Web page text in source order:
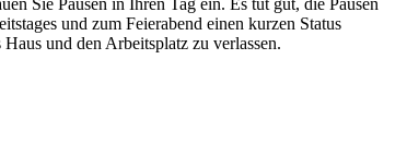
Sie Pausen in Ihren Tag ein. Es tut gut, die Pausen
und zum Feierabend einen kurzen Status
und den Arbeitsplatz zu verlassen.